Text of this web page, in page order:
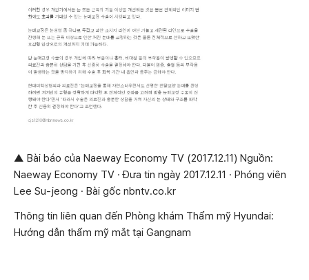
▲ Bài báo của Naeway Economy TV (2017.12.11) Nguồn:
Naeway Economy TV · Đưa tin ngày 2017.12.11 · Phóng viên
Lee Su-jeong · Bài gốc nbntv.co.kr
Thông tin liên quan đến Phòng khám Thẩm mỹ Hyundai:
Hướng dẫn thẩm mỹ mắt tại Gangnam